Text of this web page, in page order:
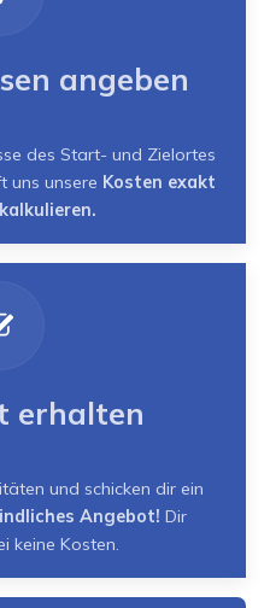
angeben
des Start- und Zielortes
uns unsere Kosten exakt
erhalten
und schicken dir ein
Angebot! Dir
keine Kosten.